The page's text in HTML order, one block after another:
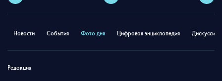
Новости События Фото дня Цифровая энциклопедия
Редакция